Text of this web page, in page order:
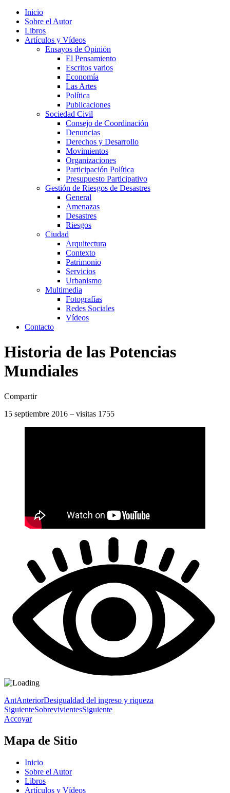
Inicio
Sobre el Autor
Libros
Artículos y Vídeos
Ensayos de Opinión
El Pensamiento
Escritos varios
Economía
Las Artes
Política
Publicaciones
Sociedad Civil
Consejo de Coordinación
Denuncias
Derechos y Desarrollo
Movimientos
Organizaciones
Participación Política
Presupuesto Participativo
Gestión de Riesgos de Desastres
General
Amenazas
Desastres
Riesgos
Ciudad
Arquitectura
Contexto
Patrimonio
Servicios
Urbanismo
Multimedia
Fotografías
Redes Sociales
Vídeos
Contacto
Historia de las Potencias
Mundiales
Compartir
15 septiembre 2016 – visitas 1755
AntAnteriorDesigualdad del ingreso y riqueza
SiguienteSobrevivientesSiguiente
Accoyar
Mapa de Sitio
Inicio
Sobre el Autor
Libros
Artículos y Vídeos